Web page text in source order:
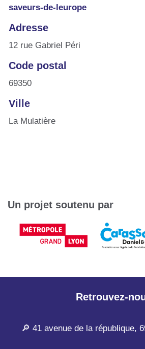
saveurs-de-leurope
Adresse
12 rue Gabriel Péri
Code postal
69350
Ville
La Mulatière
Un projet soutenu par
Retrouvez-
🔎 41 avenue de la république,